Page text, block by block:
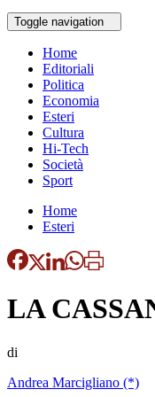
Toggle navigation
Home
Editoriali
Politica
Economia
Esteri
Cultura
Hi-Tech
Società
Sport
Home
Esteri
LA
di
Andrea Marcigliano (*)